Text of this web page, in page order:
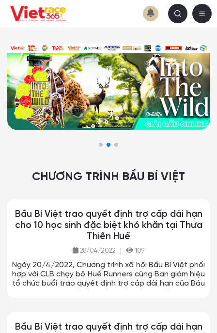
CHƯƠNG TRÌNH BẦU BÍ VIỆT
Bầu Bí Việt trao quyết định trợ cấp dài hạn
cho 10 học sinh đặc biệt khó khăn tại Thưa
Thiên Huế
28/04/2022 109
Ngày 20/4/2022, Chương trình xã hội Bầu Bí Việt phối
hợp với CLB chạy bộ Huế Runners cùng Ban giám hiệu
tổ chức buổi trao quyết định trợ cấp dài hạn của Bầu
Bầu Bí Việt trao quyết định trợ cấp dài hạn